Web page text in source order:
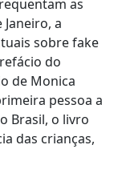
as
a
sobre fake
do
de Monica
pessoa a
Brasil, o livro
das crianças,